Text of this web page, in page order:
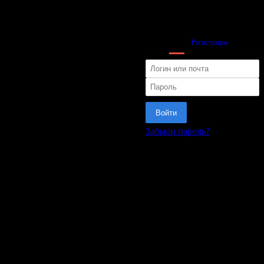
Регистрация
Войти
Забыли пароль?